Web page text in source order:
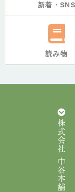
新着・SNS
読み物
株式会社 中谷本舗